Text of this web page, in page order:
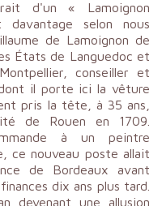
d'un « Lamoignon
selon nous
de Lamoignon de
États de Languedoc et
conseiller et
il porte ici la vêture
pris la tête, à 35 ans,
de Rouen en 1709.
à un peintre
ce nouveau poste allait
de Bordeaux avant
dix ans plus tard.
devenant une allusion